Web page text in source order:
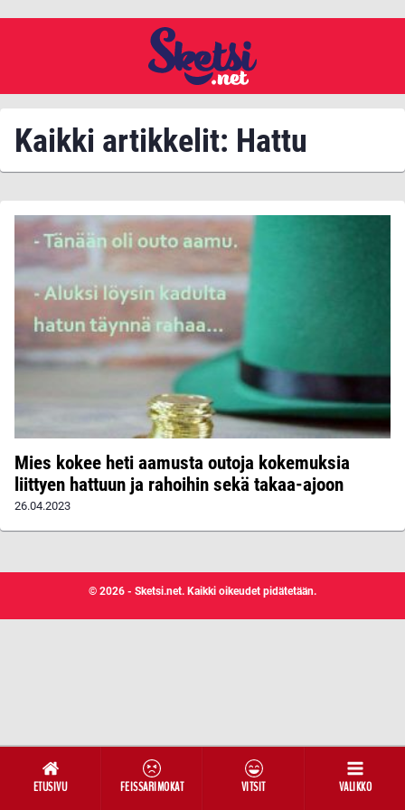
ETUSIVU FEISSARIMOKAT VITSIT VALIKKO
Kaikki artikkelit: Hattu
Mies kokee heti aamusta outoja kokemuksia
liittyen hattuun ja rahoihin sekä takaa-ajoon
26.04.2023
© 2026 - Sketsi.net. Kaikki oikeudet pidätetään.